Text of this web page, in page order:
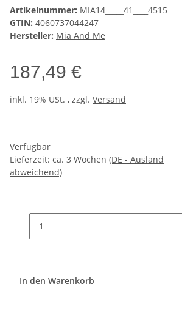
Artikelnummer: MIA14_____41____4515
GTIN: 4060737044247
Hersteller: Mia And Me
187,49 €
inkl. 19% USt. , zzgl. Versand
Verfügbar
Lieferzeit: ca. 3 Wochen (DE - Ausland
abweichend)
In den Warenkorb